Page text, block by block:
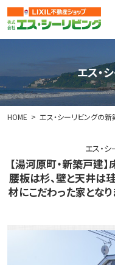
エス・
HOME エス・シーリビングの新
エス・
【湯河原町・新築戸建
腰板は杉、壁と天井は
材にこだわった家とな